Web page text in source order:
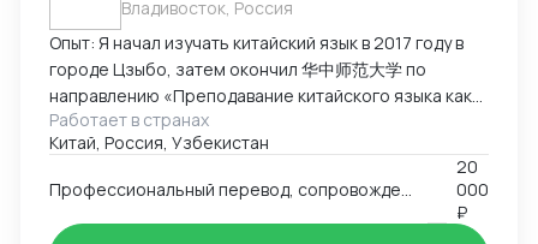
Владивосток, Россия
Опыт: Я начал изучать китайский язык в 2017 году в
городе Цзыбо, затем окончил 华中师范大学 по
направлению «Преподавание китайского языка как
иностранного». Прожил в Китае восемь лет,
занимался преподаванием китайского языка
иностранцам, работал переводчиком и участвовал в
международных проектах. Кроме педагогической
деятельности, я проводил аудиты китайских заводов,
Работает в странах
Китай, Россия, Узбекистан
Профессиональный перевод, сопровождение, аудит и инспекция товаров, подбор партнёров, консультации по импорту/экспорту
20
000
₽